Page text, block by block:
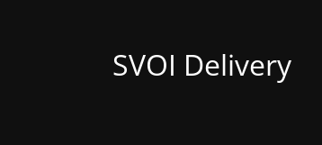
SVOI Delivery